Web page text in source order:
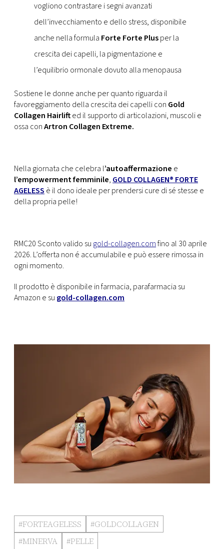
vogliono contrastare i segni avanzati
dell’invecchiamento e dello stress, disponibile
anche nella formula Forte Forte Plusper la
crescita dei capelli, la pigmentazione e
l’equilibrio ormonale dovuto alla menopausa
Sostiene le donne anche per quanto riguarda il
favoreggiamento della crescita dei capelli con Gold
Collagen Hairlifted il supporto di articolazioni, muscoli e
ossa conArtron Collagen Extreme.
Nella giornata che celebra l’autoaffermazione e
l’empowerment femminile, GOLD COLLAGEN® FORTE
AGELESS è il dono ideale per prendersi cure di sé stesse e
della propria pelle!
RMC20 Sconto valido su gold-collagen.comfino al 30 aprile
2026. L’offerta non é accumulabile e può essere rimossa in
ogni momento.
Il prodotto è disponibile in farmacia, parafarmacia su
Amazon e su gold-collagen.com
#FORTEAGELESS
#GOLDCOLLAGEN
#MINERVA
#PELLE